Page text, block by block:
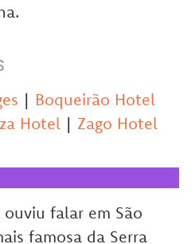
| Boqueirão Hotel
Hotel | Zago Hotel
ouviu falar em São
famosa da Serra